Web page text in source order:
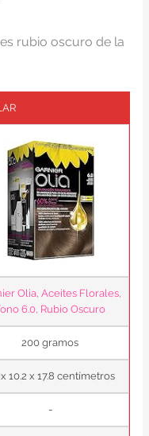
rubio oscuro de la
Olia, Aceites Florales,
6.0, Rubio Oscuro
200 gramos
x 10.2 x 17.8 centímetros
-